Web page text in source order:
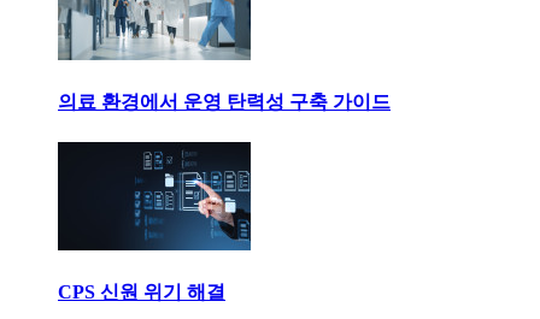
의료 환경에서 운영 탄력성 구축 가이드
CPS 신원 위기 해결